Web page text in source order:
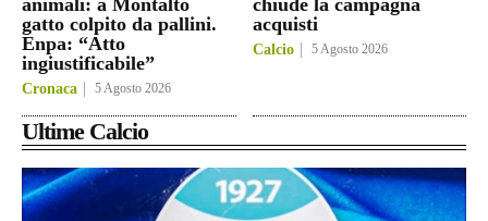
animali: a Montalto
gatto colpito da pallini.
Enpa: “Atto
ingiustificabile”
Cronaca 5 Agosto 2026
chiude la campagna
acquisti
Calcio 5 Agosto 2026
Ultime Calcio